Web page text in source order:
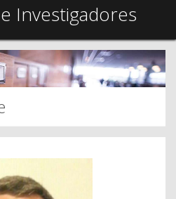
Investigadores